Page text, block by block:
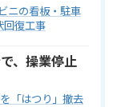
ニの看板・駐車
回復工事
、操業停止
「はつり」撤去